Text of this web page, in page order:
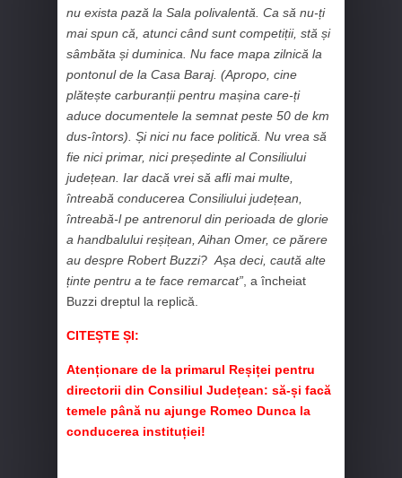
nu exista pază la Sala polivalentă. Ca să nu-ți
mai spun că, atunci când sunt competiții, stă și
sâmbăta și duminica. Nu face mapa zilnică la
pontonul de la Casa Baraj. (Apropo, cine
plătește carburanții pentru mașina care-ți
aduce documentele la semnat peste 50 de km
dus-întors). Și nici nu face politică. Nu vrea să
fie nici primar, nici președinte al Consiliului
județean. Iar dacă vrei să afli mai multe,
întreabă conducerea Consiliului județean,
întreabă-l pe antrenorul din perioada de glorie
a handbalului reșițean, Aihan Omer, ce părere
au despre Robert Buzzi? Așa deci, caută alte
ținte pentru a te face remarcat” , a încheiat
Buzzi dreptul la replică.
CITEȘTE ȘI:
Atenționare de la primarul Reșiței pentru
directorii din Consiliul Județean: să-și facă
temele până nu ajunge Romeo Dunca la
conducerea instituției!